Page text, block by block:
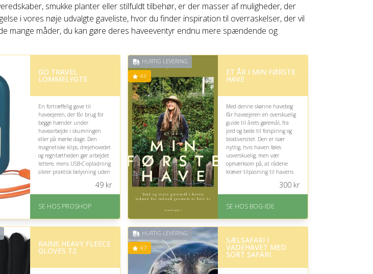
smukke planter eller stilfuldt tilbehør, er der masser af muligheder, der
i vores nøje udvalgte gaveliste, hvor du finder inspiration til overraskelser, der vil
mange måder, du kan gøre deres haveeventyr endnu mere spændende og
GO TRAVEL
LOMMELYGTE
En fortræffelig gave til
haveejeren, der får brug for
begge hænder under
havearbejde i skumringen
eller på mørke dage. Den
magnetiske klips, drejehovedet
og regntætheden gør arbejdet
lettere, mens USB-C-opladning
sikrer praktisk belysning uden
På lager
Levering: 2-12 hverdage
49kr
SE HOS PROSHOP
HURTIG LEVERING
4.6 ET ÅR I MIN FØRSTE
HAVE
Med denne skønne havebog
får haveejeren en overskuelig
guide til årets gøremål, fra
jord og bede til forspiring og
biodiversitet. Den er især
nyttig, hvis haven føles
uoverskuelig, men vær
opmærksom på, at rådene
kræver tilpasning til havens
På lager
Levering: 1-3 hverdage -
rating på 4.6 ud af 5
300kr
SE HOS BOG-IDE
RAINS HEAVY FLEECE
GLOVES T2
HURTIG LEVERING
4.7
SÆLSAFARI I
VADEHAVET MED
SORT SAFARI